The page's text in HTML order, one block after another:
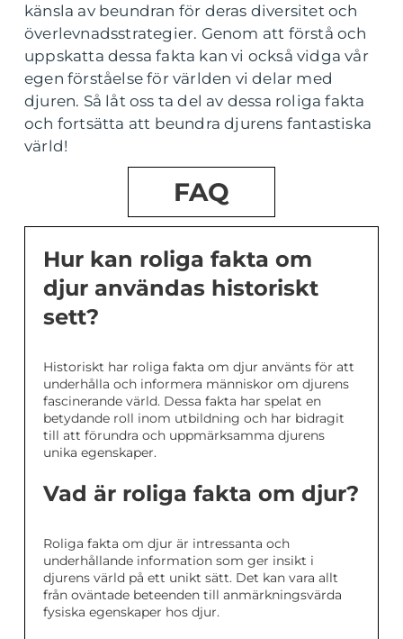
känsla av beundran för deras diversitet och
överlevnadsstrategier. Genom att förstå och
uppskatta dessa fakta kan vi också vidga vår
egen förståelse för världen vi delar med
djuren. Så låt oss ta del av dessa roliga fakta
och fortsätta att beundra djurens fantastiska
värld!
FAQ
Hur kan roliga fakta om
djur användas historiskt
sett?
Historiskt har roliga fakta om djur använts för att
underhålla och informera människor om djurens
fascinerande värld. Dessa fakta har spelat en
betydande roll inom utbildning och har bidragit
till att förundra och uppmärksamma djurens
unika egenskaper.
Vad är roliga fakta om djur?
Roliga fakta om djur är intressanta och
underhållande information som ger insikt i
djurens värld på ett unikt sätt. Det kan vara allt
från oväntade beteenden till anmärkningsvärda
fysiska egenskaper hos djur.